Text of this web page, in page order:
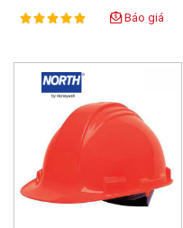
Rating:
100% Báo giá